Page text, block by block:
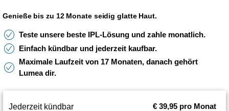
Genieße bis zu 12 Monate seidig glatte Haut.
Teste unsere beste IPL-Lösung und zahle monatlich.
Einfach kündbar und jederzeit kaufbar.
Maximale Laufzeit von 17 Monaten, danach gehört
Lumea dir.
Jederzeit kündbar € 39,95 pro Monat